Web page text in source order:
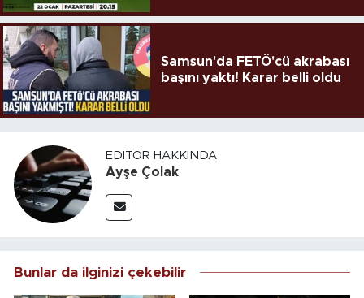
Samsun'da FETÖ'cü akrabası
başını yaktı! Karar belli oldu
EDITÖR HAKKINDA
Ayşe Çolak
Bunlar da ilginizi çekebilir